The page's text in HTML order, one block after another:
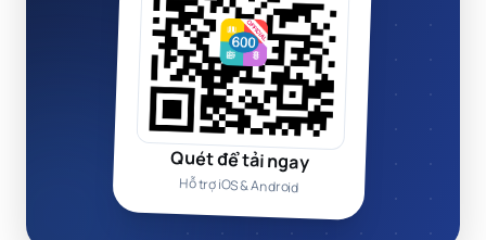
Quét để tải ngay
Hỗ trợ iOS & Android